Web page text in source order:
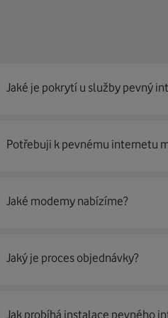
Jaké je pokrytí u služby pevný
Pevný internet můžeme
Potřebuji k pevnému internetu
Ano, potřebujete. Rádi vám ho
poradí naši proškolení prodejci
Jaké modemy nabízíme?
Jaký je proces objednávky?
Krok jedna je určitě ověření
Jak probíhá instalace pevného